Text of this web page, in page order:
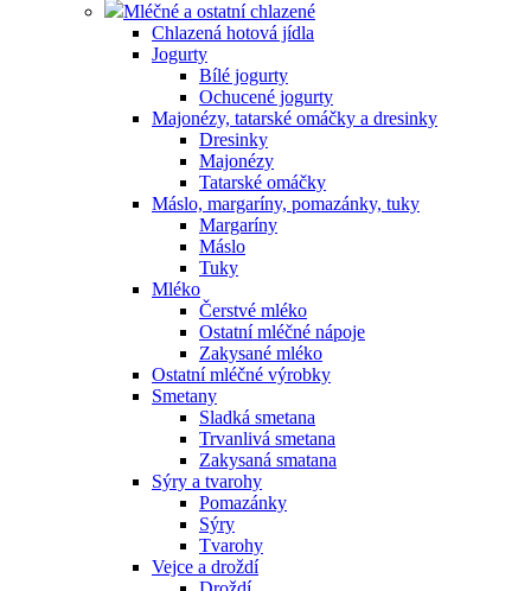
Mléčné a ostatní chlazené
Chlazená hotová jídla
Jogurty
Bílé jogurty
Ochucené jogurty
Majonézy, tatarské omáčky a dresinky
Dresinky
Majonézy
Tatarské omáčky
Máslo, margaríny, pomazánky, tuky
Margaríny
Máslo
Tuky
Mléko
Čerstvé mléko
Ostatní mléčné nápoje
Zakysané mléko
Ostatní mléčné výrobky
Smetany
Sladká smetana
Trvanlivá smetana
Zakysaná smatana
Sýry a tvarohy
Pomazánky
Sýry
Tvarohy
Vejce a droždí